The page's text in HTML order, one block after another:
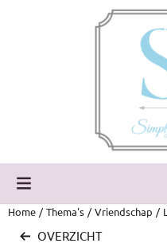
Cookievoorkeuren zijn
Home / Thema's / Vriendschap /
OVERZICHT